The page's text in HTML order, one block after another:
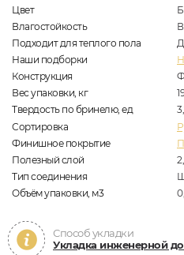
Цвет
Влагостойкость
Подходит для теплого пола
Наши подборки
Конструкция
Вес упаковки, кг
19
Твердость по бринелю, ед
Сортировка
Финишное покрытие
Полезный слой
Тип соединения
Объём упаковки, м3
Способ укладки
Укладка инженерной